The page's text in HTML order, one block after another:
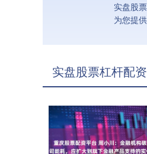
实盘股
为您提
实盘股票杠杆配